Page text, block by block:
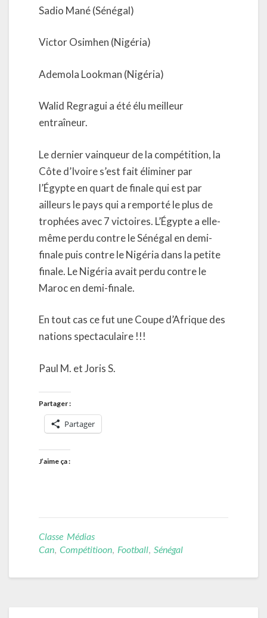
Sadio Mané (Sénégal)
Victor Osimhen (Nigéria)
Ademola Lookman (Nigéria)
Walid Regragui a été élu meilleur
entraîneur.
Le dernier vainqueur de la compétition, la
Côte d’Ivoire s’est fait éliminer par
l’Égypte en quart de finale qui est par
ailleurs le pays qui a remporté le plus de
trophées avec 7 victoires. L’Égypte a elle-
même perdu contre le Sénégal en demi-
finale puis contre le Nigéria dans la petite
finale. Le Nigéria avait perdu contre le
Maroc en demi-finale.
En tout cas ce fut une Coupe d’Afrique des
nations spectaculaire !!!
Paul M. et Joris S.
Partager :
Partager
J’aime ça :
Classe Médias
Can, Compétitioon, Football, Sénégal